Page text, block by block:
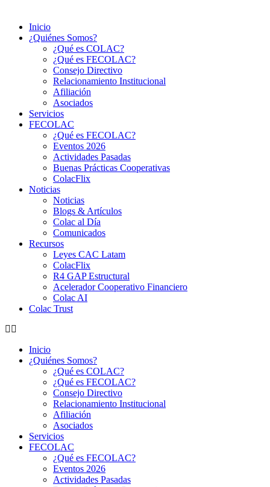
Inicio
¿Quiénes Somos?
¿Qué es COLAC?
¿Qué es FECOLAC?
Consejo Directivo
Relacionamiento Institucional
Afiliación
Asociados
Servicios
FECOLAC
¿Qué es FECOLAC?
Eventos 2026
Actividades Pasadas
Buenas Prácticas Cooperativas
ColacFlix
Noticias
Noticias
Blogs & Artículos
Colac al Día
Comunicados
Recursos
Leyes CAC Latam
ColacFlix
R4 GAP Estructural
Acelerador Cooperativo Financiero
Colac AI
Colac Trust
Inicio
¿Quiénes Somos?
¿Qué es COLAC?
¿Qué es FECOLAC?
Consejo Directivo
Relacionamiento Institucional
Afiliación
Asociados
Servicios
FECOLAC
¿Qué es FECOLAC?
Eventos 2026
Actividades Pasadas